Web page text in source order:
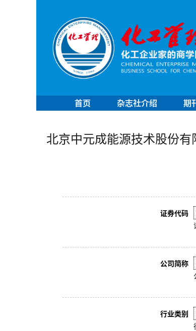
首页 杂志社介绍 期
北京中元成能源技术股份有
证券代码
公司简称
行业类别